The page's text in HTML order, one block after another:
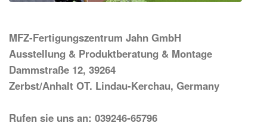
MFZ-Fertigungszentrum Jahn GmbH
Ausstellung & Produktberatung & Montage
Dammstraße 12, 39264
Zerbst/Anhalt OT. Lindau-Kerchau, Germany
Rufen sie uns an: 039246-65796